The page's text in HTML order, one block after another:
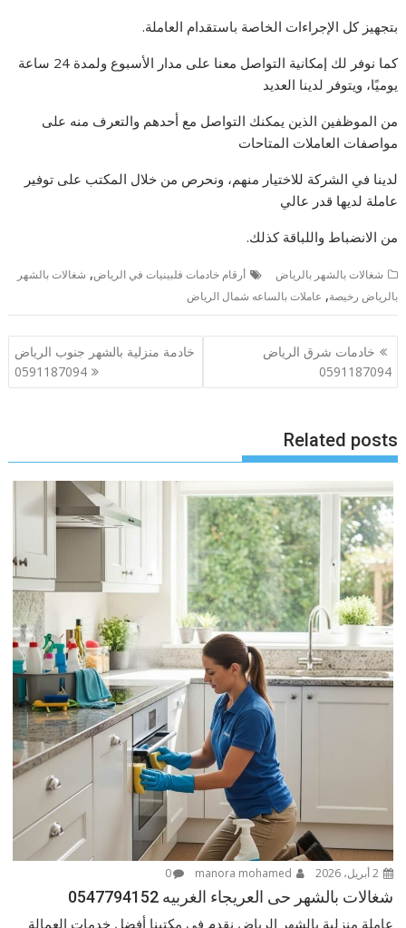
بتجهيز كل الإجراءات الخاصة باستقدام العاملة.
كما نوفر لك إمكانية التواصل معنا على مدار الأسبوع ولمدة 24 ساعة
يوميًا، ويتوفر لدينا العديد
من الموظفين الذين يمكنك التواصل مع أحدهم والتعرف منه على
مواصفات العاملات المتاحات
لدينا في الشركة للاختيار منهم، ونحرص من خلال المكتب على توفير
عاملة لديها قدر عالي
من الانضباط واللباقة كذلك.
شغالات بالشهر بالرياض أرقام خادمات فلبينيات في الرياض, شغالات بالشهر
بالرياض رخيصة, عاملات بالساعه شمال الرياض
تصفّح
المقالات
خادمات شرق الرياض
0591187094
خادمة منزلية بالشهر جنوب الرياض
0591187094
Related posts
2 أبريل، 2026 0
شغالات بالشهر حى العريجاء الغربيه 0547794152
عاملة منزلية بالشهر الرياض نقدم في مكتبنا أفضل خدمات العمالة